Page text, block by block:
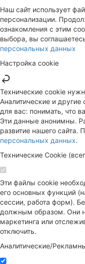
Наш сайт использует
персонализации.
ознакомления с этим
выбора, вы
персональных данных
Настройка cookie
Технические cookie
Аналитические и
для вас: понимать, что
Эти данные анонимны.
развитие нашего сайта.
персональных данных.
Технические Cookie
Эти файлы cookie
его основных функций
сессии, работа форм).
должным образом. Они
маркетинга или
отключить.
Аналитические/